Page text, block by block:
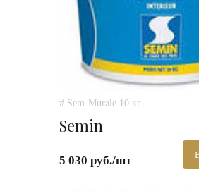
# Sem-Murale 10 кг.
Semin
5 030 руб./шт